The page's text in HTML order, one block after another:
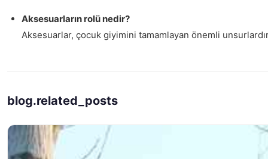
Aksesuarların rolü nedir?
Aksesuarlar, çocuk giyimini tamamlayan önemli
blog.related_posts